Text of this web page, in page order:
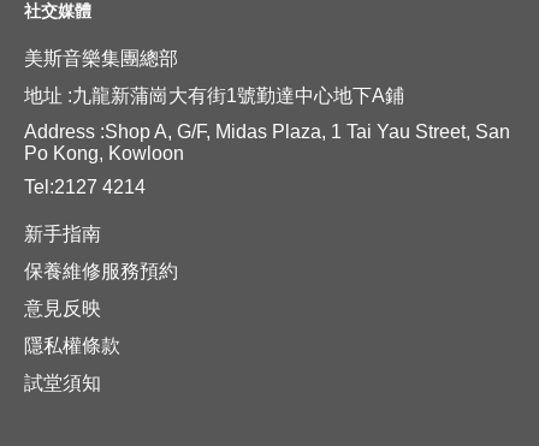
社交媒體
美斯音樂集團總部
地址 :九龍新蒲崗大有街1號勤達中心地下A鋪
Address :Shop A, G/F, Midas Plaza, 1 Tai Yau Street, San
Po Kong, Kowloon
Tel:2127 4214
新手指南
保養維修服務預約
意見反映
隱私權條款
試堂須知